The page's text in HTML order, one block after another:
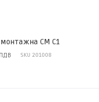
монтажна CM С1
SKU 201008